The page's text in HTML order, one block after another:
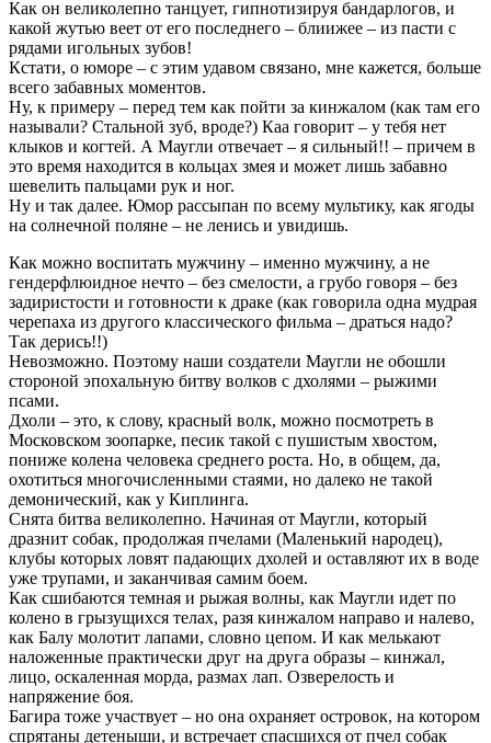
Как он великолепно танцует, гипнотизируя бандарлогов, и
какой жутью веет от его последнего – блиижее – из пасти с
рядами игольных зубов!
Кстати, о юморе – с этим удавом связано, мне кажется, больше
всего забавных моментов.
Ну, к примеру – перед тем как пойти за кинжалом (как там его
называли? Стальной зуб, вроде?) Каа говорит – у тебя нет
клыков и когтей. А Маугли отвечает – я сильный!! – причем в
это время находится в кольцах змея и может лишь забавно
шевелить пальцами рук и ног.
Ну и так далее. Юмор рассыпан по всему мультику, как ягоды
на солнечной поляне – не ленись и увидишь.
Как можно воспитать мужчину – именно мужчину, а не
гендерфлюидное нечто – без смелости, а грубо говоря – без
задиристости и готовности к драке (как говорила одна мудрая
черепаха из другого классического фильма – драться надо?
Так дерись!!)
Невозможно. Поэтому наши создатели Маугли не обошли
стороной эпохальную битву волков с дхолями – рыжими
псами.
Дхоли – это, к слову, красный волк, можно посмотреть в
Московском зоопарке, песик такой с пушистым хвостом,
пониже колена человека среднего роста. Но, в общем, да,
охотиться многочисленными стаями, но далеко не такой
демонический, как у Киплинга.
Снята битва великолепно. Начиная от Маугли, который
дразнит собак, продолжая пчелами (Маленький народец),
клубы которых ловят падающих дхолей и оставляют их в воде
уже трупами, и заканчивая самим боем.
Как сшибаются темная и рыжая волны, как Маугли идет по
колено в грызущихся телах, разя кинжалом направо и налево,
как Балу молотит лапами, словно цепом. И как мелькают
наложенные практически друг на друга образы – кинжал,
лицо, оскаленная морда, размах лап. Озверелость и
напряжение боя.
Багира тоже участвует – но она охраняет островок, на котором
спрятаны детеныши, и встречает спасшихся от пчел собак